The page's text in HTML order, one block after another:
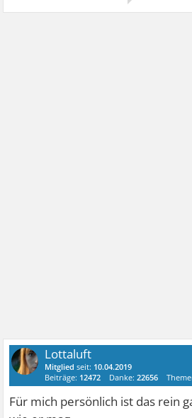
Lottaluft
Mitglied seit: 10.04.2019
Beiträge: 12472 Danke:22656
Für mich persönlich ist das rein